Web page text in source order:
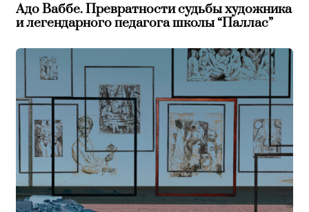
Адо Ваббе. Превратности судьбы художника
и легендарного педагога школы “Паллас”